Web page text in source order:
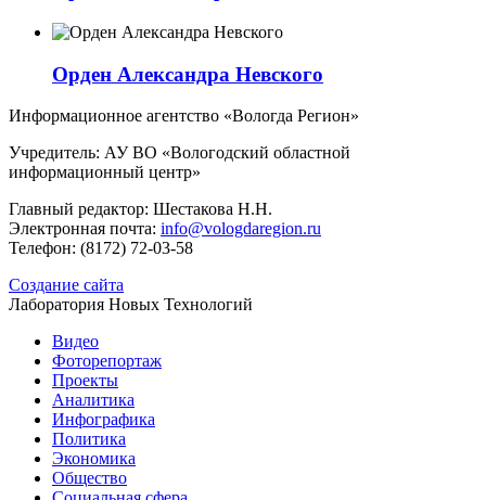
Орден Александра Невского
Информационное агентство «Вологда Регион»
Учредитель: АУ ВО «Вологодский областной
информационный центр»
Главный редактор: Шестакова Н.Н.
Электронная почта: info@vologdaregion.ru
Телефон: (8172) 72-03-58
Создание сайта
Лаборатория Новых Технологий
Видео
Фоторепортаж
Проекты
Аналитика
Инфографика
Политика
Экономика
Общество